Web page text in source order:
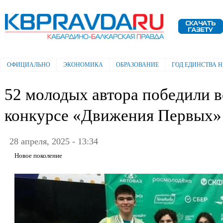
Электронная газета "Кабардино-
Балкарская правда"
Главное меню
ОФИЦИАЛЬНО ЭКОНОМИКА ОБРАЗОВАНИЕ ГОД ЕДИНСТВА
52 молодых автора победили
конкурсе «Движения Первых»
28 апреля, 2025 - 13:34
Новое поколение